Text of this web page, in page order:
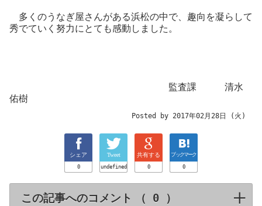
多くのうなぎ屋さんがある浜松の中で、趣向を凝らして
秀でていく努力にとても感動しました。
監査課 清水
佑樹
Posted by 2017年02月28日 (火)
シェア
0
Tweet
undefined
共有する
0
ブックマーク
0
この記事へのコメント （ ） click to